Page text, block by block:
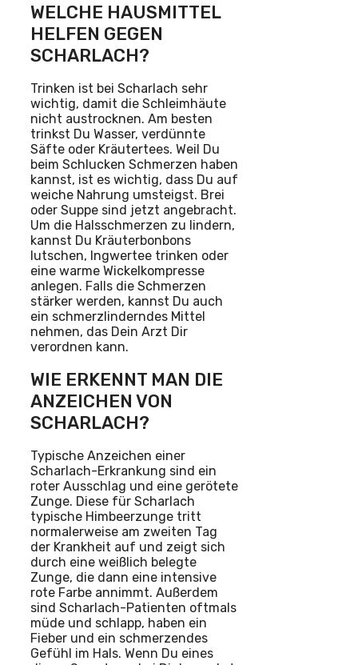
WELCHE HAUSMITTEL
HELFEN GEGEN
SCHARLACH?
Trinken ist bei Scharlach sehr
wichtig, damit die Schleimhäute
nicht austrocknen. Am besten
trinkst Du Wasser, verdünnte
Säfte oder Kräutertees. Weil Du
beim Schlucken Schmerzen haben
kannst, ist es wichtig, dass Du auf
weiche Nahrung umsteigst. Brei
oder Suppe sind jetzt angebracht.
Um die Halsschmerzen zu lindern,
kannst Du Kräuterbonbons
lutschen, Ingwertee trinken oder
eine warme Wickelkompresse
anlegen. Falls die Schmerzen
stärker werden, kannst Du auch
ein schmerzlinderndes Mittel
nehmen, das Dein Arzt Dir
verordnen kann.
WIE ERKENNT MAN DIE
ANZEICHEN VON
SCHARLACH?
Typische Anzeichen einer
Scharlach-Erkrankung sind ein
roter Ausschlag und eine gerötete
Zunge. Diese für Scharlach
typische Himbeerzunge tritt
normalerweise am zweiten Tag
der Krankheit auf und zeigt sich
durch eine weißlich belegte
Zunge, die dann eine intensive
rote Farbe annimmt. Außerdem
sind Scharlach-Patienten oftmals
müde und schlapp, haben ein
Fieber und ein schmerzendes
Gefühl im Hals. Wenn Du eines